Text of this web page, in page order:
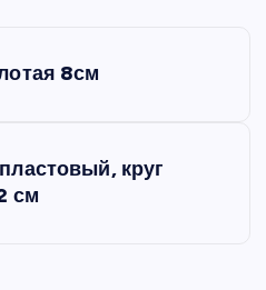
8см
круг
см